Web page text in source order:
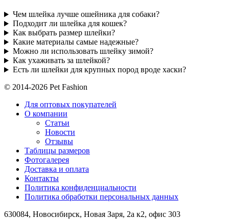
Чем шлейка лучше ошейника для собаки?
Подходит ли шлейка для кошек?
Как выбрать размер шлейки?
Какие материалы самые надежные?
Можно ли использовать шлейку зимой?
Как ухаживать за шлейкой?
Есть ли шлейки для крупных пород вроде хаски?
© 2014-2026 Pet Fashion
Для оптовых покупателей
О компании
Статьи
Новости
Отзывы
Таблицы размеров
Фотогалерея
Доставка и оплата
Контакты
Политика конфиденциальности
Политика обработки персональных данных
630084, Новосибирск, Новая Заря, 2а к2, офис 303